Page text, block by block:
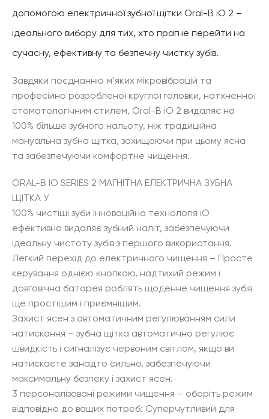
допомогою електричної зубної щітки Oral-B iO 2 –
ідеального вибору для тих, хто прагне перейти на
сучасну, ефективну та безпечну чистку зубів.
Завдяки поєднанню м’яких мікровібрацій та
професійно розробленої круглої головки, натхненної
стоматологічним стилем, Oral-B iO 2 видаляє на
100% більше зубного нальоту, ніж традиційна
мануальна зубна щітка, захищаючи при цьому ясна
та забезпечуючи комфортне чищення.
ORAL-B IO SERIES 2 МАГНІТНА ЕЛЕКТРИЧНА ЗУБНА
ЩІТКА У
100% чистіші зуби Інноваційна технологія iO
ефективно видаляє зубний наліт, забезпечуючи
ідеальну чистоту зубів з першого використання.
Легкий перехід до електричного чищення – Просте
керування однією кнопкою, надтихий режим і
довговічна батарея роблять щоденне чищення зубів
ще простішим і приємнішим.
Захист ясен з автоматичним регулюванням сили
натискання – зубна щітка автоматично регулює
швидкість і сигналізує червоним світлом, якщо ви
натискаєте занадто сильно, забезпечуючи
максимальну безпеку і захист ясен.
3 персоналізовані режими чищення – оберіть режим
відповідно до ваших потреб: Суперчутливий для